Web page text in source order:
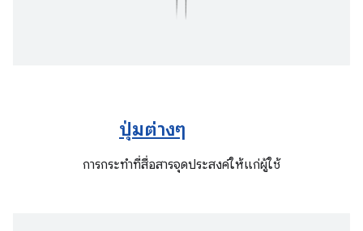
ปุ่มต่างๆ
การกระทำที่สื่อสารจุดประสงค์ให้แก่ผู้ใช้